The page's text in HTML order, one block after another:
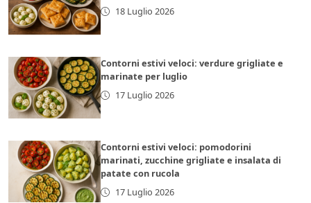
18 Luglio 2026
Contorni estivi veloci: verdure grigliate e
marinate per luglio
17 Luglio 2026
Contorni estivi veloci: pomodorini
marinati, zucchine grigliate e insalata di
patate con rucola
17 Luglio 2026